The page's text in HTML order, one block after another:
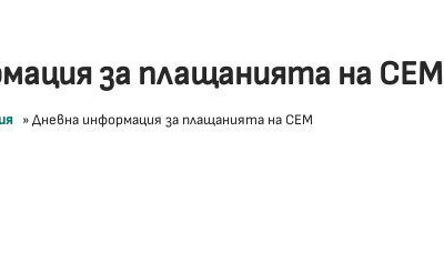
за плащанията на СЕМ
»Дневна информация за плащанията на СЕМ